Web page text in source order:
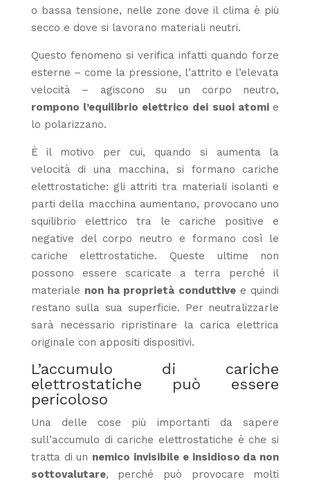
o bassa tensione, nelle zone dove il clima è più
secco e dove si lavorano materiali neutri.
Questo fenomeno si verifica infatti quando forze
esterne – come la pressione, l’attrito e l’elevata
velocità – agiscono su un corpo neutro,
rompono l’equilibrio elettrico dei suoi atomi e
lo polarizzano.
È il motivo per cui, quando si aumenta la
velocità di una macchina, si formano cariche
elettrostatiche: gli attriti tra materiali isolanti e
parti della macchina aumentano, provocano uno
squilibrio elettrico tra le cariche positive e
negative del corpo neutro e formano così le
cariche elettrostatiche. Queste ultime non
possono essere scaricate a terra perché il
materiale non ha proprietà conduttivee quindi
restano sulla sua superficie. Per neutralizzarle
sarà necessario ripristinare la carica elettrica
originale con appositi dispositivi.
L’accumulo di cariche
elettrostatiche può essere
pericoloso
Una delle cose più importanti da sapere
sull’accumulo di cariche elettrostatiche è che si
tratta di un nemico invisibile e insidioso da non
sottovalutare, perché può provocare molti